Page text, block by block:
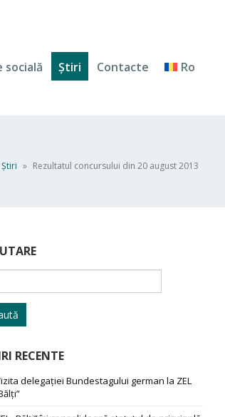
socială Ştiri Contacte Ro
Ştiri » Rezultatul concursului din 20 august 2013
RECENTE
delegației Bundestagului german la ZEL